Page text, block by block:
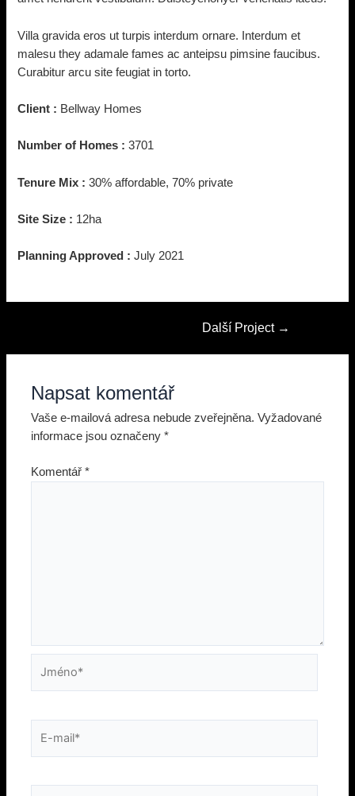
Villa gravida eros ut turpis interdum ornare. Interdum et
malesu they adamale fames ac anteipsu pimsine faucibus.
Curabitur arcu site feugiat in torto.
Client : Bellway Homes
Number of Homes :3701
Tenure Mix :30% affordable, 70% private
Site Size : 12ha
Planning Approved :July 2021
Další Project →
Napsat komentář
Vaše e-mailová adresa nebude zveřejněna. Vyžadované
informace jsou označeny*
Komentář*
mail*